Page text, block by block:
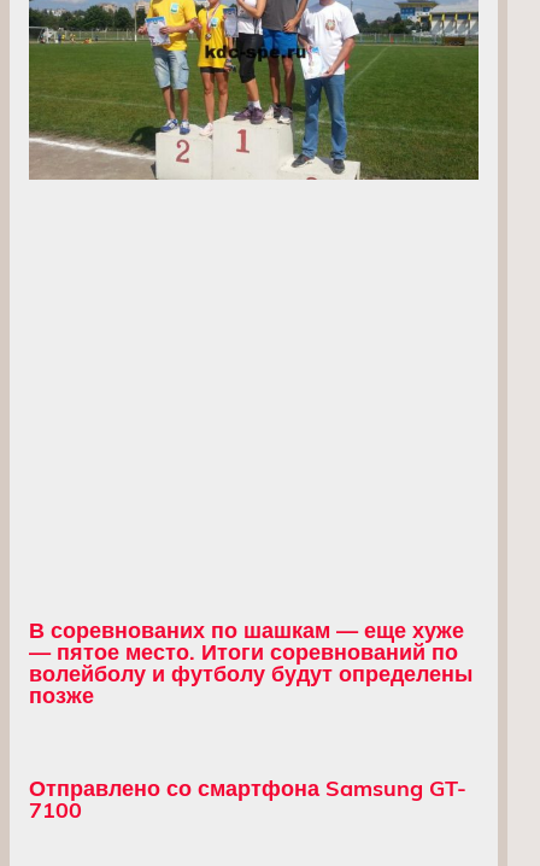
В соревнованих по шашкам — еще хуже
— пятое место. Итоги соревнований по
волейболу и футболу будут определены
позже
Отправлено со смартфона Samsung GT-
7100